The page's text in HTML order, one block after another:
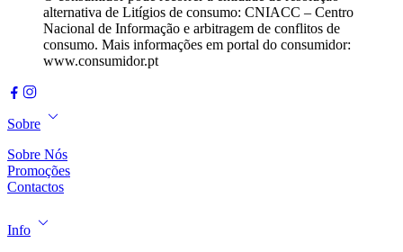
alternativa de Litígios de consumo: CNIACC – Centro
Nacional de Informação e arbitragem de conflitos de
consumo. Mais informações em portal do consumidor:
www.consumidor.pt
Sobre
Sobre Nós
Promoções
Contactos
Info